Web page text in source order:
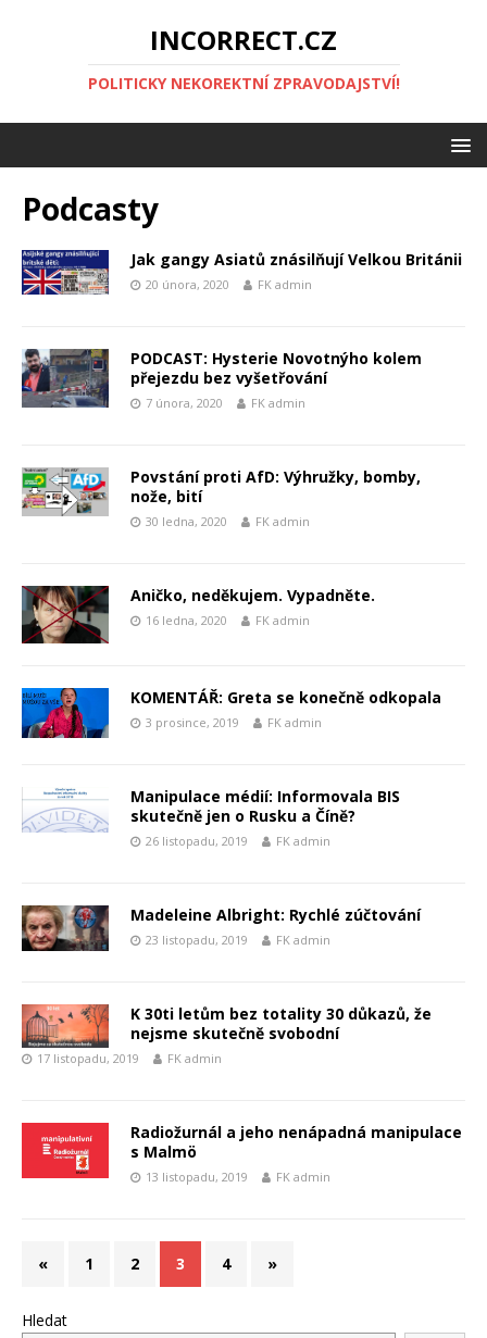
INCORRECT.CZ
POLITICKY NEKOREKTNÍ ZPRAVODAJSTVÍ!
Podcasty
Jak gangy Asiatů znásilňují Velkou Británii
20 února, 2020 FK admin
PODCAST: Hysterie Novotnýho kolem
přejezdu bez vyšetřování
7 února, 2020 FK admin
Povstání proti AfD: Výhružky, bomby,
nože, bití
30 ledna, 2020 FK admin
Aničko, neděkujem. Vypadněte.
16 ledna, 2020 FK admin
KOMENTÁŘ: Greta se konečně odkopala
3 prosince, 2019 FK admin
Manipulace médií: Informovala BIS
skutečně jen o Rusku a Číně?
26 listopadu, 2019 FK admin
Madeleine Albright: Rychlé zúčtování
23 listopadu, 2019 FK admin
K 30ti letům bez totality 30 důkazů, že
nejsme skutečně svobodní
17 listopadu, 2019 FK admin
Radiožurnál a jeho nenápadná manipulace
s Malmö
13 listopadu, 2019 FK admin
« 1 2 3 4 »
Hledat